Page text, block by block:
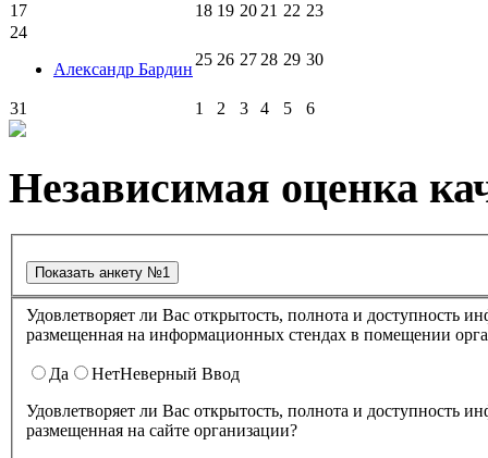
17
18 19 20 21 22 23
24
Александр Бардин
25 26 27 28 29 30
31 1 2 3 4 5 6
Независимая оценка
Удовлетворяет ли Вас открытость, полнота и доступность информации о деятельности в культурно-досуговом центре "Губернский" ,
размещенная на информационных стендах в помещении
Да НетНеверный Ввод
Удовлетворяет ли Вас открытость, полнота и доступность информации о деятельности культурно-досугового центра "Губернский" ,
размещенная на сайте организации?